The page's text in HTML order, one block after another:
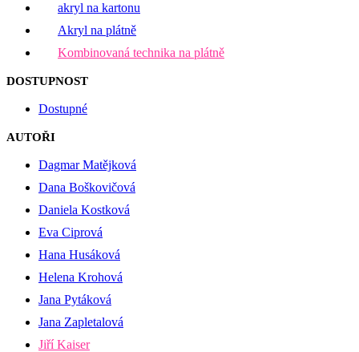
akryl na kartonu
Akryl na plátně
Kombinovaná technika na plátně
DOSTUPNOST
Dostupné
AUTOŘI
Dagmar Matějková
Dana Boškovičová
Daniela Kostková
Eva Ciprová
Hana Husáková
Helena Krohová
Jana Pytáková
Jana Zapletalová
Jiří Kaiser